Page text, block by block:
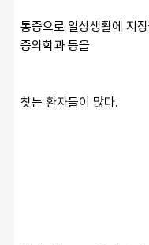
통증으로 일상생활에 지
증의학과 등을
찾는 환자들이 많다.